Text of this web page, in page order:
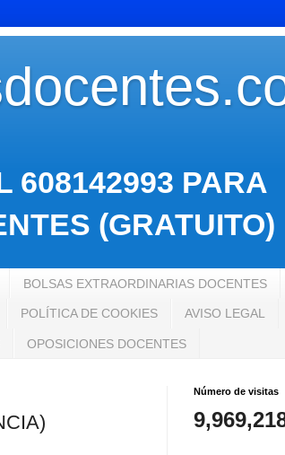
608142993 PARA
(GRATUITO)
BOLSAS EXTRAORDINARIAS DOCENTES
POLÍTICA DE COOKIES AVISO LEGAL
OPOSICIONES DOCENTES
Número de visitas